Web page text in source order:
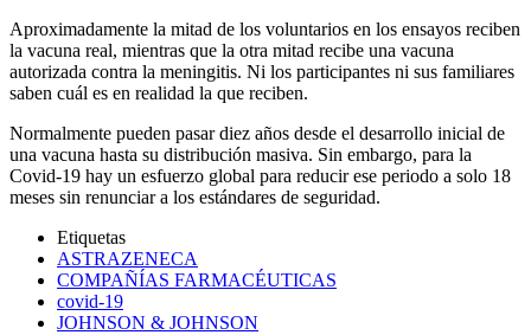
Aproximadamente la mitad de los voluntarios en los ensayos reciben
la vacuna real, mientras que la otra mitad recibe una vacuna
autorizada contra la meningitis. Ni los participantes ni sus familiares
saben cuál es en realidad la que reciben.
Normalmente pueden pasar diez años desde el desarrollo inicial de
una vacuna hasta su distribución masiva. Sin embargo, para la
Covid-19 hay un esfuerzo global para reducir ese periodo a solo 18
meses sin renunciar a los estándares de seguridad.
Etiquetas
ASTRAZENECA
COMPAÑÍAS FARMACÉUTICAS
covid-19
JOHNSON & JOHNSON